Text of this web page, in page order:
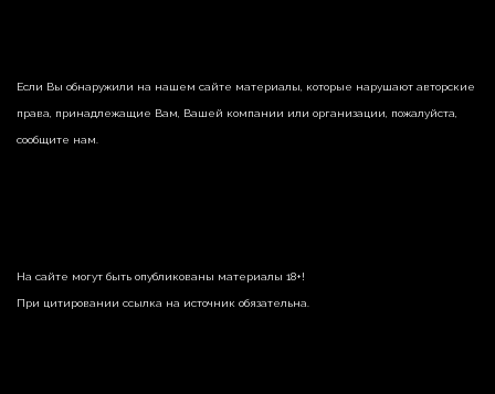
Если Вы обнаружили на нашем сайте материалы, которые нарушают авторские
права, принадлежащие Вам, Вашей компании или организации, пожалуйста,
сообщите нам.
На сайте могут быть опубликованы материалы 18+!
При цитировании ссылка на источник обязательна.